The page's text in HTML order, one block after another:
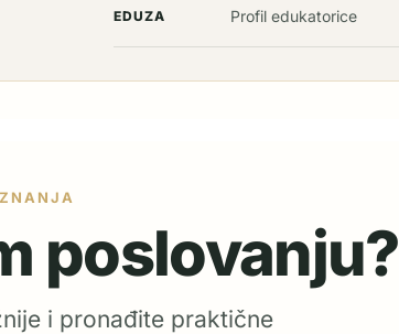
EDUZA Profil edukatorice
poslovanju?
i pronađite praktične